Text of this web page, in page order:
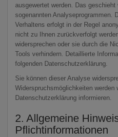
ausgewertet werden. Das
sogenannten Analyseprogrammen.
Verhaltens erfolgt in der Regel
nicht zu Ihnen zurückverfolgt
widersprechen oder sie durch die
Tools verhindern. Detaillierte
folgenden Datenschutzerklärung.
Sie können dieser Analyse
Widerspruchsmöglichkeiten werden
Datenschutzerklärung informieren.
2. Allgemeine
Pflichtinformationen